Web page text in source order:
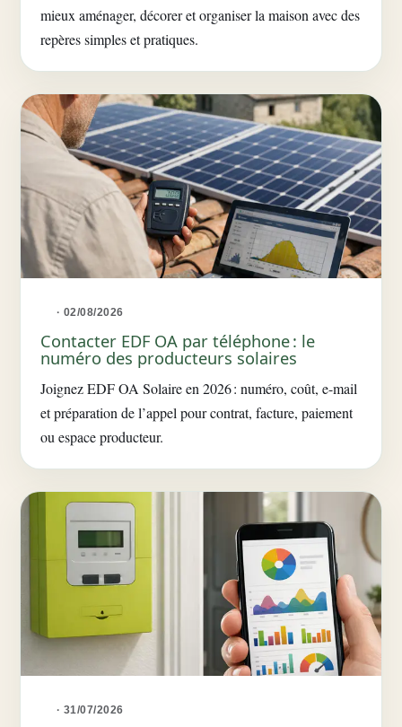
mieux aménager, décorer et organiser la maison avec des
repères simples et pratiques.
· 02/08/2026
Contacter EDF OA par téléphone : le
numéro des producteurs solaires
Joignez EDF OA Solaire en 2026 : numéro, coût, e-mail
et préparation de l’appel pour contrat, facture, paiement
ou espace producteur.
· 31/07/2026